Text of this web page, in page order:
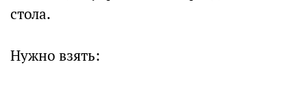
стола.
Нужно взять: